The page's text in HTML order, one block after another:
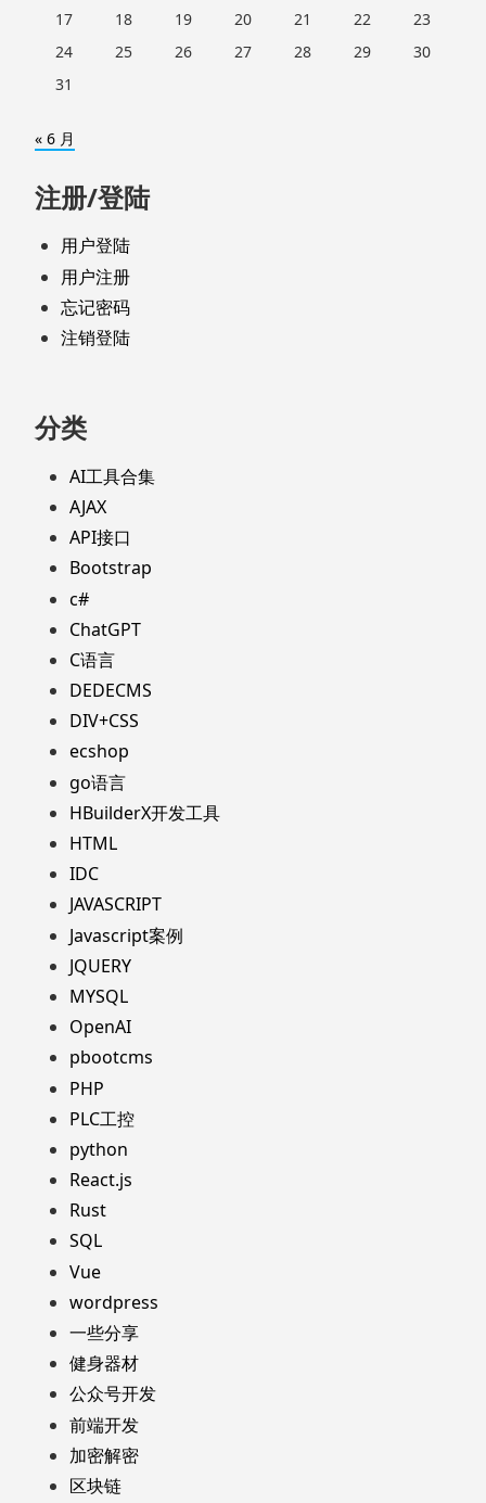
17 18 19 20 21 22
23
24
25 26 27 28 29
30
31
« 6 月
注册/登陆
用户登陆
用户注册
忘记密码
注销登陆
分类
AI工具合集
AJAX
API接口
Bootstrap
c#
ChatGPT
C语言
DEDECMS
DIV+CSS
ecshop
go语言
HBuilderX开发工具
HTML
IDC
JAVASCRIPT
Javascript案例
JQUERY
MYSQL
OpenAI
pbootcms
PHP
PLC工控
python
React.js
Rust
SQL
Vue
wordpress
一些分享
健身器材
公众号开发
前端开发
加密解密
区块链